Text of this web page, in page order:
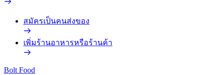
สมัครเป็นคนส่งของ
เพิ่มร้านอาหารหรือร้านค้า
Bolt Food